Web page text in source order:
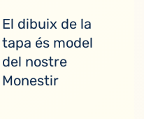
El dibuix de la
tapa és model
del nostre
Monestir